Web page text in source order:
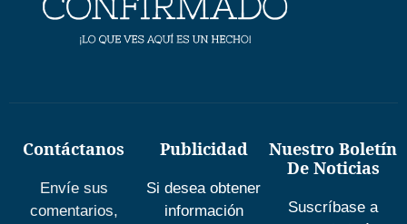
Contáctanos
Envíe sus
comentarios,
Publicidad
Si desea obtener
información
Nuestro Boletín
De Noticias
Suscríbase a